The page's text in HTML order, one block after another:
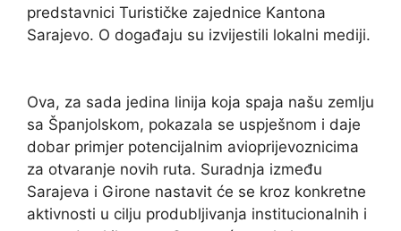
predstavnici Turističke zajednice Kantona
Sarajevo. O događaju su izvijestili lokalni mediji.
Ova, za sada jedina linija koja spaja našu zemlju
sa Španjolskom, pokazala se uspješnom i daje
dobar primjer potencijalnim avioprijevoznicima
za otvaranje novih ruta. Suradnja između
Sarajeva i Girone nastavit će se kroz konkretne
aktivnosti u cilju produbljivanja institucionalnih i